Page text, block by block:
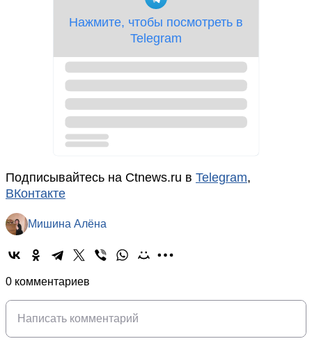
Подписывайтесь на Ctnews.ru в Telegram,
ВКонтакте
Мишина Алёна
0 комментариев